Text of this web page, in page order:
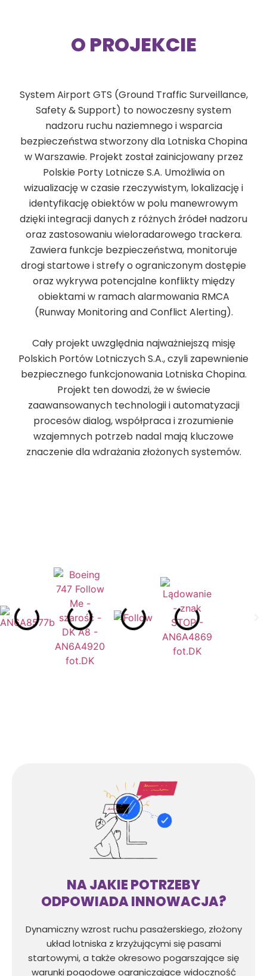
O PROJEKCIE
System Airport GTS (Ground Traffic Surveillance,
Safety & Support) to nowoczesny system
nadzoru ruchu naziemnego i wsparcia
bezpieczeństwa stworzony dla Lotniska Chopina
w Warszawie. Projekt został zainicjowany przez
Polskie Porty Lotnicze S.A. Umożliwia on
wizualizację w czasie rzeczywistym, lokalizację i
identyfikację obiektów w polu manewrowym
dzięki integracji danych z różnych źródeł nadzoru
oraz zastosowaniu wieloradarowego trackera.
Zawiera funkcje bezpieczeństwa, monitoruje
drogi startowe i strefy o ograniczonym dostępie
oraz wykrywa potencjalne konflikty między
obiektami w ramach alarmowania RMCA
(Runway Monitoring and Conflict Alerting).
Cały projekt uwzględnia najważniejszą misję
Polskich Portów Lotniczych S.A., czyli zapewnienie
bezpiecznego funkcjonowania Lotniska Chopina.
Projekt ten dowodzi, że w świecie
zaawansowanych technologii i automatyzacji
procesów dialog, współpraca i zrozumienie
wzajemnych potrzeb nadal mają kluczowe
znaczenie dla wdrażania złożonych systemów.
NA JAKIE POTRZEBY
ODPOWIADA INNOWACJA?
Dynamiczny wzrost ruchu pasażerskiego, złożony
układ lotniska z krzyżującymi się pasami
startowymi, a także okresowo pogarszające się
warunki pogodowe ograniczające widoczność